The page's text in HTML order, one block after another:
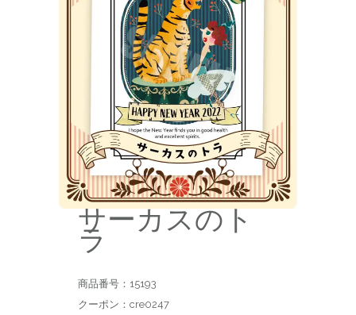
サーカスのト
ラ
商品番号：15193
クーポン：cre0247